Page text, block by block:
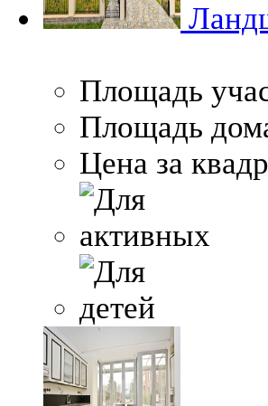
Площадь
Площадь
Цена за